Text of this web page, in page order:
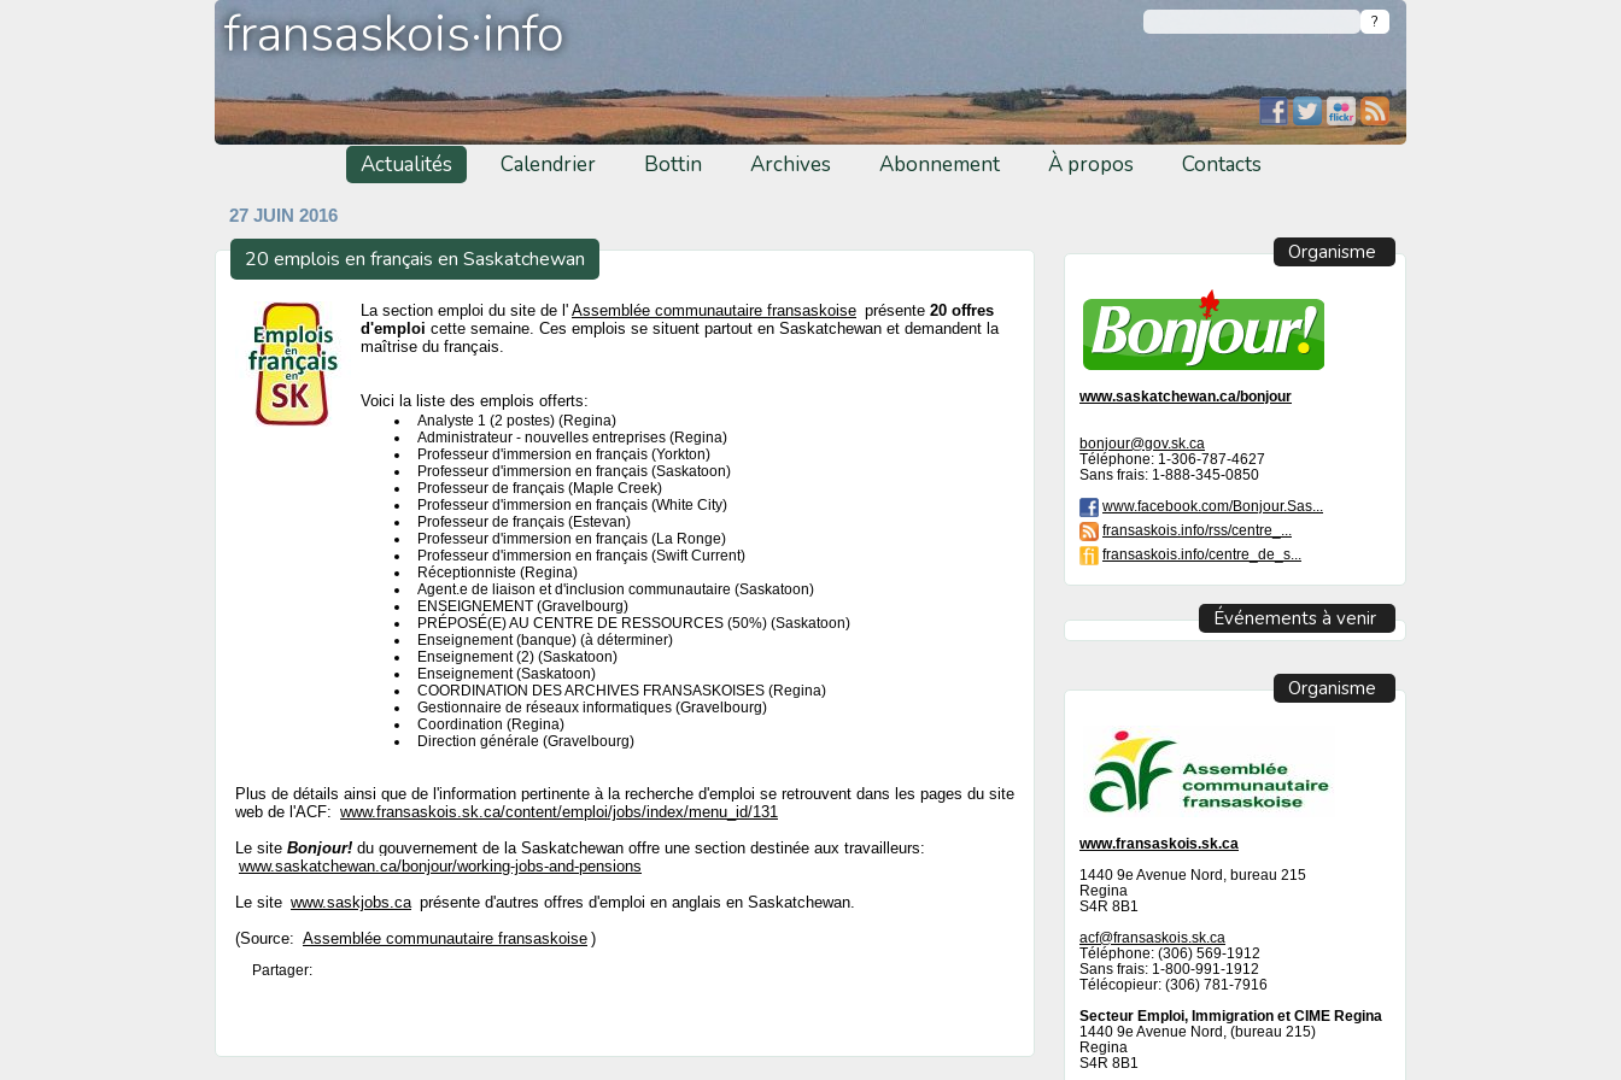
fransaskois·info
Actualités Calendrier Bottin Archives Abonnement À propos Contacts
27 JUIN 2016
20 emplois en français en Saskatchewan
La section emploi du site de l' Assemblée communautaire fransaskoise présente 20 offres
d'emploi cette semaine. Ces emplois se situent partout en Saskatchewan et demandent la
maîtrise du français.
Voici la liste des emplois offerts:
Analyste 1 (2 postes) (Regina)
Administrateur - nouvelles entreprises (Regina)
Professeur d'immersion en français (Yorkton)
Professeur d'immersion en français (Saskatoon)
Professeur de français (Maple Creek)
Professeur d'immersion en français (White City)
Professeur de français (Estevan)
Professeur d'immersion en français (La Ronge)
Professeur d'immersion en français (Swift Current)
Réceptionniste (Regina)
Agent.e de liaison et d'inclusion communautaire (Saskatoon)
ENSEIGNEMENT (Gravelbourg)
PRÉPOSÉ(E) AU CENTRE DE RESSOURCES (50%) (Saskatoon)
Enseignement (banque) (à déterminer)
Enseignement (2) (Saskatoon)
Enseignement (Saskatoon)
COORDINATION DES ARCHIVES FRANSASKOISES (Regina)
Gestionnaire de réseaux informatiques (Gravelbourg)
Coordination (Regina)
Direction générale (Gravelbourg)
Plus de détails ainsi que de l'information pertinente à la recherche d'emploi se retrouvent dans les pages du site
web de l'ACF: www.fransaskois.sk.ca/content/emploi/jobs/index/menu_id/131
Le site Bonjour! du gouvernement de la Saskatchewan offre une section destinée aux travailleurs:
www.saskatchewan.ca/bonjour/working-jobs-and-pensions
Le site www.saskjobs.ca présente d'autres offres d'emploi en anglais en Saskatchewan.
(Source: Assemblée communautaire fransaskoise )
Partager:
Organisme
www.saskatchewan.ca/bonjour
bonjour@gov.sk.ca
Téléphone: 1-306-787-4627
Sans frais: 1-888-345-0850
www.facebook.com/Bonjour.Sas...
fransaskois.info/rss/centre_...
fransaskois.info/centre_de_s...
Événements à venir
Organisme
www.fransaskois.sk.ca
1440 9e Avenue Nord, bureau 215
Regina
S4R 8B1
acf@fransaskois.sk.ca
Téléphone: (306) 569-1912
Sans frais: 1-800-991-1912
Télécopieur: (306) 781-7916
Secteur Emploi, Immigration et CIME Regina
1440 9e Avenue Nord, (bureau 215)
Regina
S4R 8B1